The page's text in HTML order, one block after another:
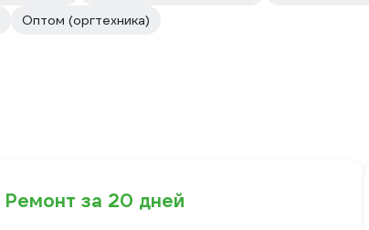
Оптом (оргтехника)
Ремонт за 20 дней